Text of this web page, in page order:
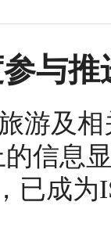
与
游及
的信息
已成为